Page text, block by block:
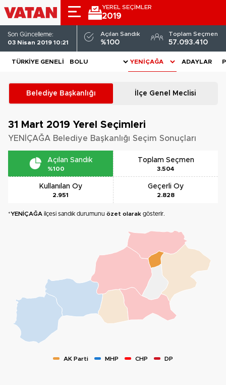
YEREL SEÇİMLER
2019
Son Güncelleme:
03 Nisan 2019 10:21
Açılan Sandık
%100
Toplam Seçmen
57.093.410
TÜRKIYE GENELI ADAYLAR
Belediye Başkanlığı İlçe Genel Meclisi
31 Mart 2019 Yerel Seçimleri
YENİÇAĞA Belediye Başkanlığı Seçim Sonuçları
Açılan Sandık
%100
Toplam Seçmen
3.504
Kullanılan Oy
2.951
Geçerli Oy
2.828
*YENİÇAĞA ilçesi sandık durumunu özet olarak gösterir.
AK Parti MHP CHP DP